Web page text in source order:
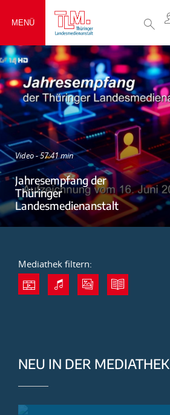
MENÜ
Video - 57:41 min
Jahresempfang der
Thüringer
Landesmedienanstalt
Mediathek filtern:
NEU IN DER MEDIATHEK